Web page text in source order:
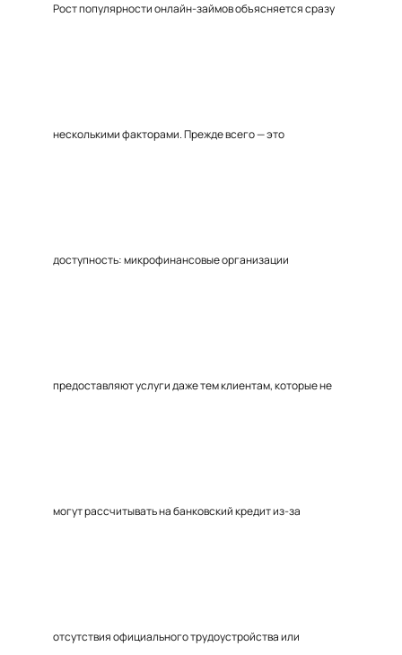
Рост популярности онлайн-займов объясняется сразу
несколькими факторами. Прежде всего — это
доступность: микрофинансовые организации
предоставляют услуги даже тем клиентам, которые не
могут рассчитывать на банковский кредит из-за
отсутствия официального трудоустройства или